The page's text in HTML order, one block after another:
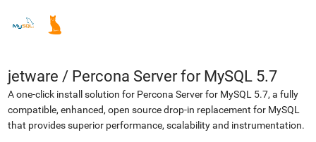
jetware / Percona Server for MySQL 5.7
A one-click install solution for Percona Server for MySQL 5.7, a fully
compatible, enhanced, open source drop-in replacement for MySQL
that provides superior performance, scalability and instrumentation.